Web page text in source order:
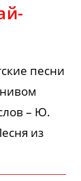
песни
– Ю.
из